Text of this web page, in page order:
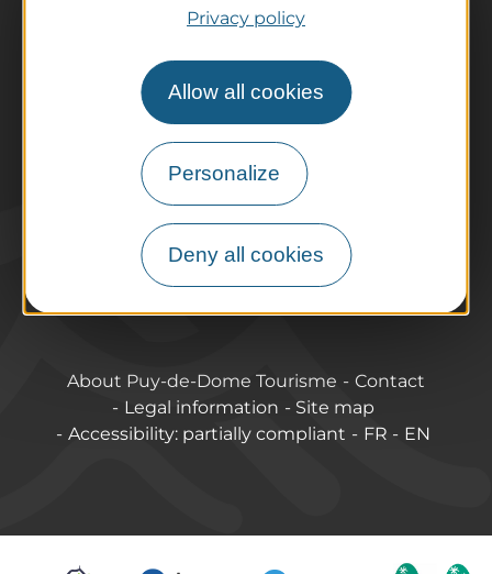
Privacy policy
Allow all cookies
Personalize
Deny all cookies
Agenda
Practical information
Tourist offices
How do I get there?
Accessible destinations
Pro / Partners
Who are we?
Pro & press area
Labels & Qualifications
About Puy-de-Dome Tourisme
Contact
Legal information
Site map
Accessibility: partially compliant
FR EN